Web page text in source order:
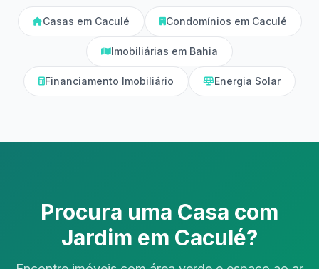
Casas em Caculé Condomínios em Caculé
Imobiliárias em Bahia
Financiamento Imobiliário Energia Solar
Procura uma Casa com
Jardim em Caculé?